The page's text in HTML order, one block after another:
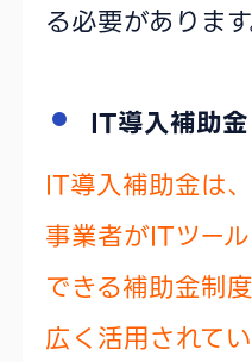
る必要があります
IT導入補助金
IT導入補助金は
事業者がITツー
できる補助金制
広く活用されてい